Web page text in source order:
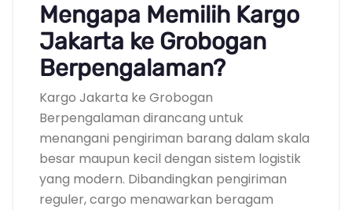
Mengapa Memilih Kargo
Jakarta ke Grobogan
Berpengalaman?
Kargo Jakarta ke Grobogan
Berpengalaman dirancang untuk
menangani pengiriman barang dalam skala
besar maupun kecil dengan sistem logistik
yang modern. Dibandingkan pengiriman
reguler, cargo menawarkan beragam